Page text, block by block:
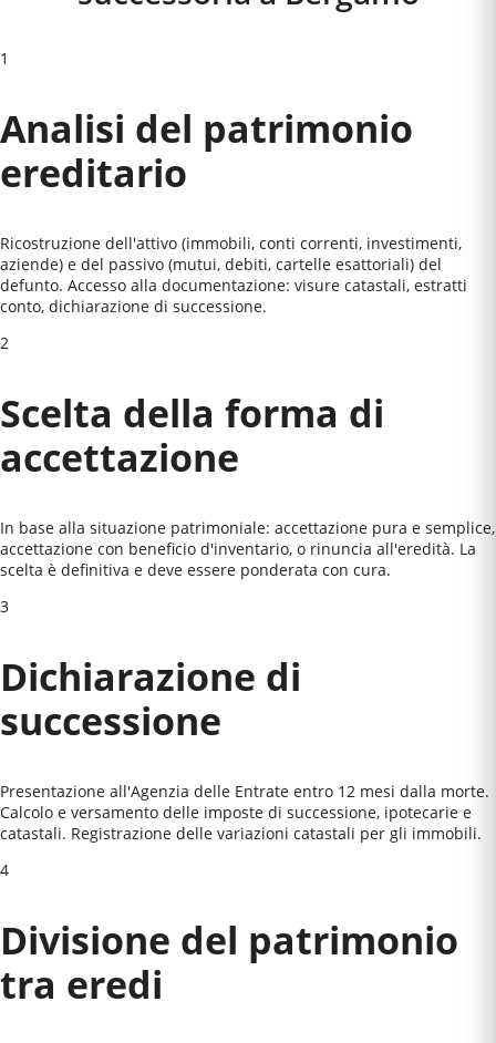
1
Analisi del patrimonio
ereditario
Ricostruzione dell'attivo (immobili, conti correnti, investimenti,
aziende) e del passivo (mutui, debiti, cartelle esattoriali) del
defunto. Accesso alla documentazione: visure catastali, estratti
conto, dichiarazione di successione.
2
Scelta della forma di
accettazione
In base alla situazione patrimoniale: accettazione pura e semplice,
accettazione con beneficio d'inventario, o rinuncia all'eredità. La
scelta è definitiva e deve essere ponderata con cura.
3
Dichiarazione di
successione
Presentazione all'Agenzia delle Entrate entro 12 mesi dalla morte.
Calcolo e versamento delle imposte di successione, ipotecarie e
catastali. Registrazione delle variazioni catastali per gli immobili.
4
Divisione del patrimonio
tra eredi